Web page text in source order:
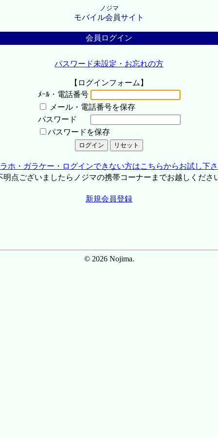
ノジマ
モバイル会員サイト
会員ログイン
パスワード未設定・お忘れの方
【ログインフォーム】
ﾒｰﾙ・電話番号
メール・電話番号を保存
パスワード
パスワードを保存
ホ・ガラケー・ログインできない方はこちらからお試し下
点ございましたらノジマの携帯コーナーまでお越しくださ
新規会員登録
© 2026 Nojima.